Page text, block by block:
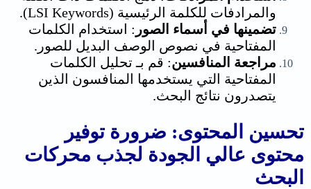
والمرادفات للكلمة الرئيسية (LSI Keywords).
تضمينها في أسماء الصور : استخدام الكلمات
المفتاحية في نصوص الوصف البديل للصور.
مراجعة المنافسين: قم بـ تحليل الكلمات
المفتاحية التي يستخدمها المنافسون الذين
يتصدرون نتائج البحث.
تحسين المحتوى: ضرورة توفير
محتوى عالي الجودة لجذب محركات
البحث